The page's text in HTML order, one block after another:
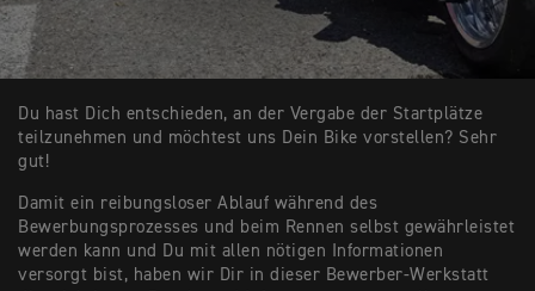
Du hast Dich entschieden, an der Vergabe der Startplätze
teilzunehmen und möchtest uns Dein Bike vorstellen? Sehr
gut!
Damit ein reibungsloser Ablauf während des
Bewerbungsprozesses und beim Rennen selbst gewährleistet
werden kann und Du mit allen nötigen Informationen
versorgt bist, haben wir Dir in dieser Bewerber-Werkstatt